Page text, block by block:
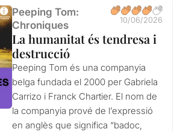
Peeping Tom:
Chroniques
10/06/2026
La humanitat és tendresa i
destrucció
Peeping Tom és una companyia
belga fundada el 2000 per Gabriela
Carrizo i Franck Chartier. El nom de
la companyia prové de l’expressió
en anglès que significa “badoc,